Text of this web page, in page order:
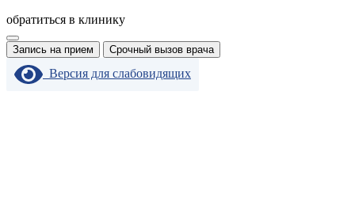
обратиться в клинику
Запись на прием Срочный вызов врача
Версия для слабовидящих